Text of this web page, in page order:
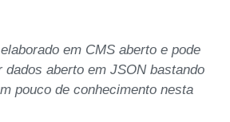
em CMS aberto e pode
dados aberto em JSON bastando
pouco de conhecimento nesta